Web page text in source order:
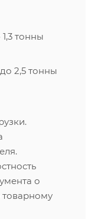
тонны
2,5 тонны
о
товарному